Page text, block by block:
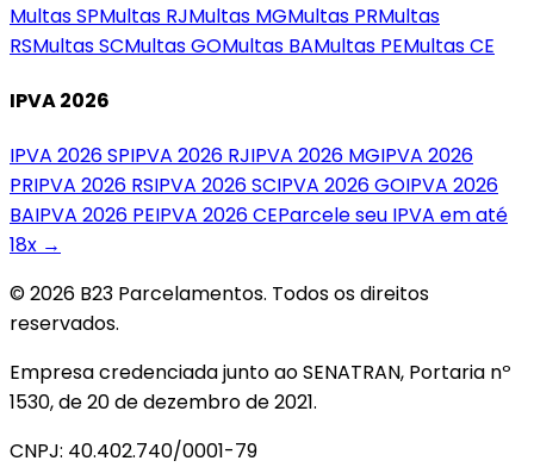
MultasSPMultas RJMultas MGMultas PRMultas
RSMultasSCMultasGOMultas BAMultas PEMultasCE
IPVA 2026
IPVA 2026SPIPVA 2026 RJIPVA 2026 MGIPVA 2026
PRIPVA 2026 RSIPVA 2026SCIPVA 2026GOIPVA 2026
BAIPVA 2026 PEIPVA 2026CEParcele seu IPVA em até
18x →
© 2026 B23 Parcelamentos. Todos os direitos
reservados.
Empresa credenciada junto ao SENATRAN, Portaria nº
1530, de 20 de dezembro de 2021.
CNPJ: 40.402.740/0001-79